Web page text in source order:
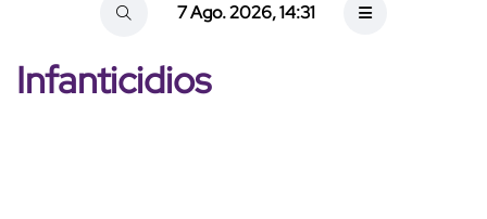
7 Ago. 2026, 14:31
Infanticidios